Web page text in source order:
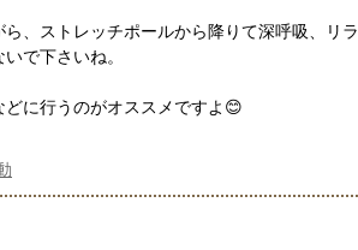
、ストレッチポールから降りて深呼吸、リラ
で下さいね。
に行うのがオススメですよ😊